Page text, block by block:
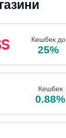
Кешбек до
25%
Кешбек
0.88%